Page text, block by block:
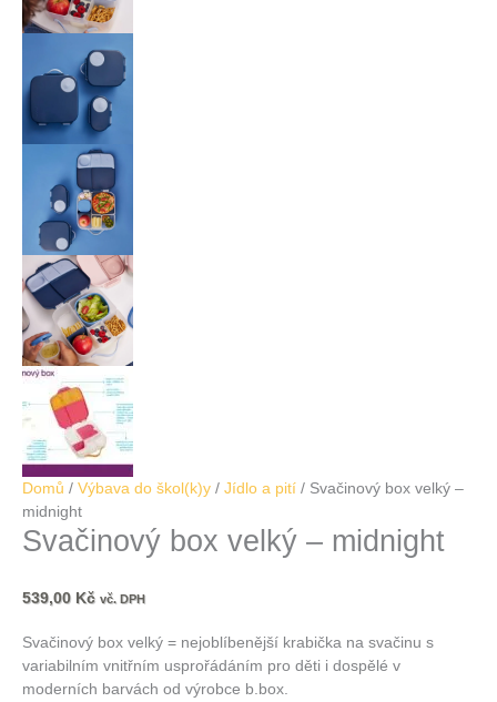
Domů / Výbava do škol(k)y / Jídlo a pití / Svačinový box velký –
midnight
Svačinový box velký – midnight
539,00 Kč vč. DPH
Svačinový box velký = nejoblíbenější krabička na svačinu s
variabilním vnitřním usprořádáním pro děti i dospělé v
moderních barvách od výrobce b.box.